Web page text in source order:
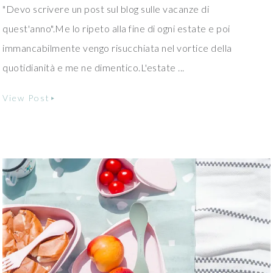
"Devo scrivere un post sul blog sulle vacanze di
quest'anno".Me lo ripeto alla fine di ogni estate e poi
immancabilmente vengo risucchiata nel vortice della
quotidianità e me ne dimentico.L'estate ...
View Post